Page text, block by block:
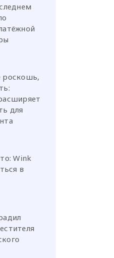
роскошь,
для
Wink
в